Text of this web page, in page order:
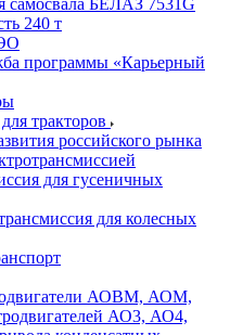
БЕЛАЗ 7531G
240 т
программы «Карьерный
тракторов
российского рынка
для гусеничных
для колесных
АОВМ, АОМ,
АО3, АО4,